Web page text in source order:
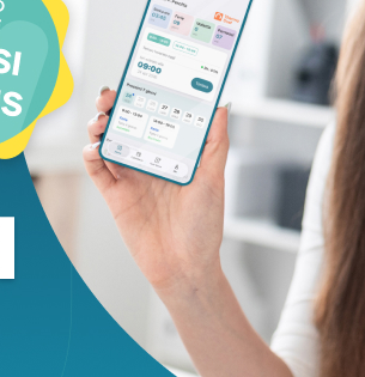
con le Rsu e i segretari di